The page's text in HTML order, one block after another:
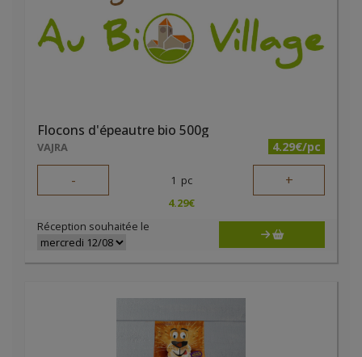
Flocons d'épeautre bio 500g
VAJRA 4.29€/pc
- 1 pc +
4.29€
Réception souhaitée le